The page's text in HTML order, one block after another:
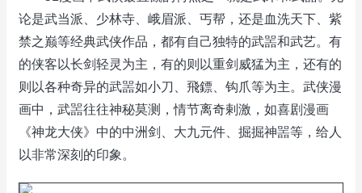
论是武当派、少林寺、峨眉派、丐帮，还是血洗天下、紫
禁之巅等经典武侠作品，都有自己独特的武噐和武艺。有
的侠客以长剑轻灵为主，有的则以重剑威猛为主，还有的
则以各种奇异的武噐如小刀、飛鏢、钩爪等为主。武侠漫
画中，武噐往往神秘莫测，情节离奇剌激，如喜剧漫画
《神龙大侠》中的中洲剑、大九元件、掘掘神噐等，给人
以非常深刻的印象。